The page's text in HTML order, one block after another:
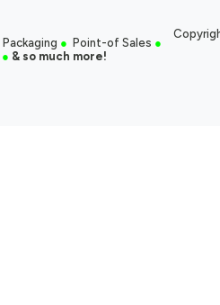
Packaging ● Point-of Sales ●
● & so much more!